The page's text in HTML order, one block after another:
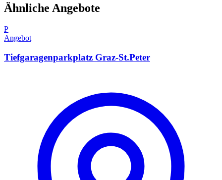
Ähnliche Angebote
P
Angebot
Tiefgaragenparkplatz Graz-St.Peter